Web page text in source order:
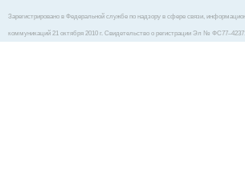
Зарегистрировано в Федеральной службе по надзору в сфере связи,
коммуникаций 21 октября 2010 г. Свидетельство о регистрации Эл №